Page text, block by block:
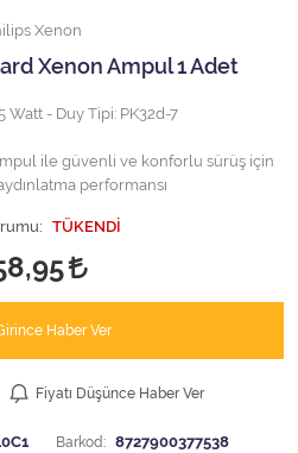
Xenon
Xenon Ampul 1 Adet
Watt - Duy Tipi: PK32d-7
ile güvenli ve konforlu sürüş için
performansı
TÜKENDİ
Haber Ver
Fiyatı Düşünce Haber Ver
Barkod: 8727900377538